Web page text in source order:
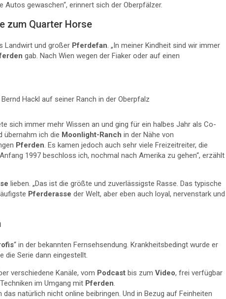
gewaschen“, erinnert sich der Oberpfälzer.
zum Quarter Horse
Landwirt und großer Pferdefan. „In meiner Kindheit sind wir immer
gab. Nach Wien wegen der Fiaker oder auf einen
Hackl auf seiner Ranch in der Oberpfalz
sich immer mehr Wissen an und ging für ein halbes Jahr als Co-
übernahm ich die Moonlight-Ranch in der Nähe von
Pferden. Es kamen jedoch auch sehr viele Freizeitreiter, die
1997 beschloss ich, nochmal nach Amerika zu gehen“, erzählt
lieben. „Das ist die größte und zuverlässigste Rasse. Das typische
Pferderasse der Welt, aber eben auch loyal, nervenstark und
“ in der bekannten Fernsehsendung. Krankheitsbedingt wurde er
die Serie dann eingestellt.
verschiedene Kanäle, vom Podcast bis zum Video, frei verfügbar
im Umgang mit Pferden.
das natürlich nicht online beibringen. Und in Bezug auf Feinheiten